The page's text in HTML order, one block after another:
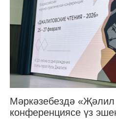
Мәркәзебездә
конференциясе үз